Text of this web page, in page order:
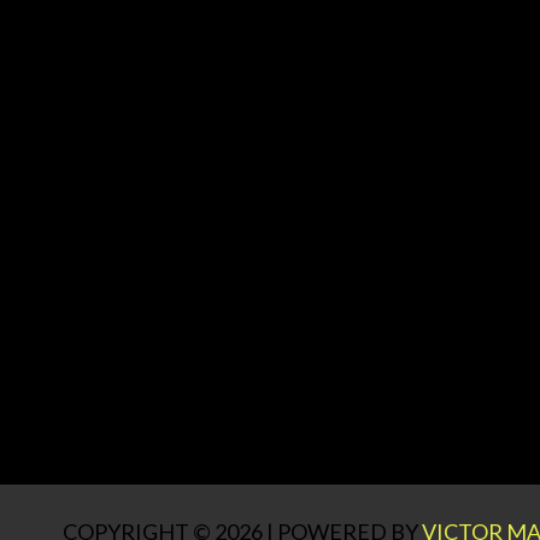
COPYRIGHT © 2026 | POWERED BYVICTOR